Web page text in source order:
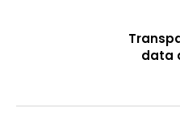
data